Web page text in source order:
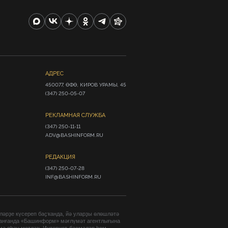
АДРЕС
450077, ӨФӨ, КИРОВ УРАМЫ, 45
(347) 250-05-07
РЕКЛАМНАЯ СЛУЖБА
(347) 250-11-11
ADV@BASHINFORM.RU
РЕДАКЦИЯ
(347) 250-07-28
INF@BASHINFORM.RU
күсереп баҫҡанда, йә уларҙы өлөшләтә
«Башинформ» мәғлүмәт агентлығына